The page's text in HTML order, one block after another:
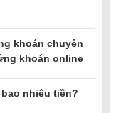
khoán chuyên
khoán online
nhiêu tiền?